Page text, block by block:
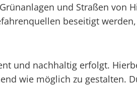
und Straßen von
beseitigt
und nachhaltig erfolgt.
wie möglich zu gestalten.